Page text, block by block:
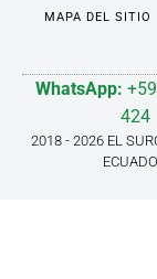
MAPA DEL SITIO
WhatsApp:
424
2018 - 2026 EL